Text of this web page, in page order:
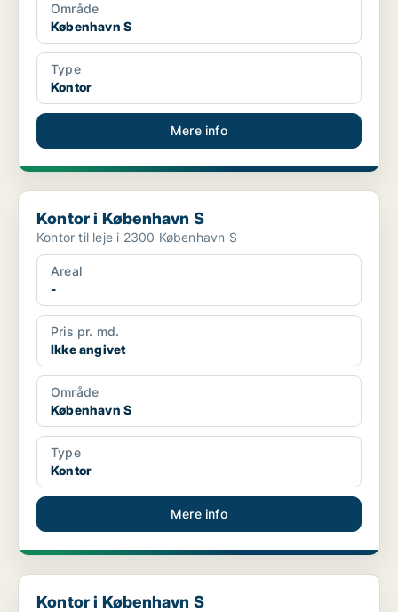
Område
København S
Type
Kontor
Mere info
Kontor i København S
Kontor i København S
Kontor til leje i 2300 København S
Areal
-
Pris pr. md.
Ikke angivet
Område
København S
Type
Kontor
Mere info
Kontor i København S
Kontor i København S